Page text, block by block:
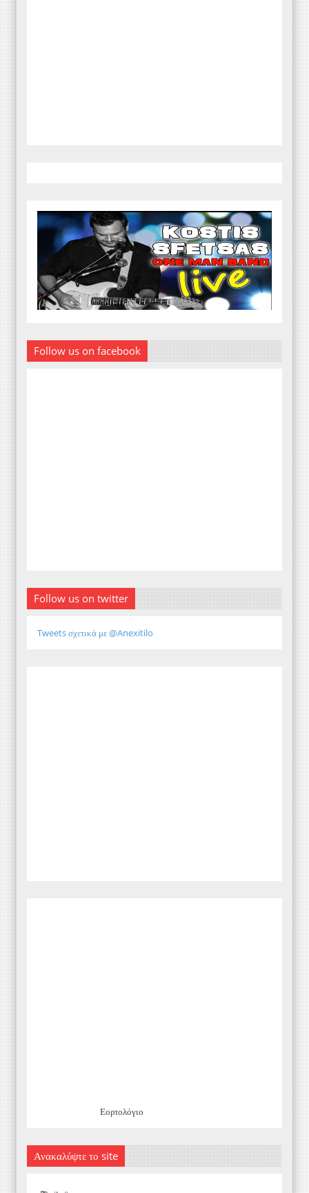
Follow us on facebook
Follow us on twitter
Tweets σχετικά με @Anexitilo
Εορτολόγιο
Ανακαλύψτε το site